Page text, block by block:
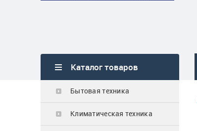
Каталог товаров
Бытовая техника
Климатическая техника
Микроволновая
печь Samsung